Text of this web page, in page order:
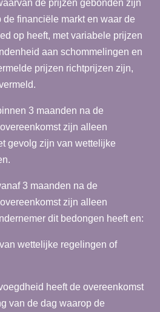
de prijzen gebonden zijn
financiële markt en waar de
op heeft, met variabele prijzen
aan schommelingen en
prijzen richtprijzen zijn,
3 maanden na de
zijn alleen
gevolg zijn van wettelijke
3 maanden na de
zijn alleen
dit bedongen heeft en:
wettelijke regelingen of
heeft de overeenkomst
van de dag waarop de